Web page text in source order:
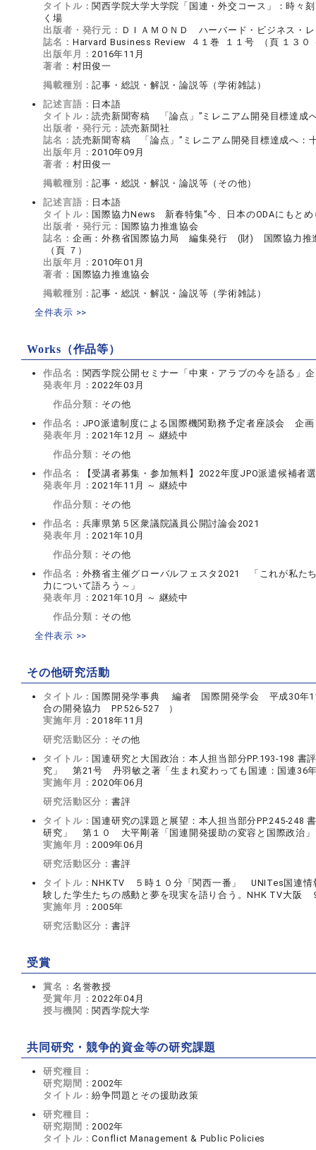
タイトル： 関西学院大学大学院「国連・外交コース」：時々
く場
出版者・発行元： ＤＩＡＭＯＮＤ ハーバード・ビジネス・
誌名： Harvard Business Review ４１巻 １１号 （頁 １３０
出版年月：2016年11月
著者： 村田俊一
掲載種別：記事・総説・解説・論説等（学術雑誌）
記述言語： 日本語
タイトル：読売新聞寄稿 「論点」”ミレニアム開発目標達成
出版者・発行元： 読売新聞社
誌名： 読売新聞寄稿 「論点」”ミレニアム開発目標達成へ：
出版年月：2010年09月
著者： 村田俊一
掲載種別：記事・総説・解説・論説等（その他）
記述言語： 日本語
タイトル： 国際協力News 新春特集”今、日本のODAにもと
出版者・発行元： 国際協力推進協会
誌名： 企画：外務省国際協力局 編集発行 (財) 国際協力推
（頁 ７）
出版年月：2010年01月
著者： 国際協力推進協会
掲載種別：記事・総説・解説・論説等（学術雑誌）
全件表示 >>
Works（作品等）
作品名： 関西学院公開セミナー「中東・アラブの今を語る」
発表年月：2022年03月
作品分類： その他
作品名： JPO派遣制度による国際機関勤務予定者座談会 企画
発表年月：2021年12月 ～ 継続中
作品分類： その他
作品名：
【受講者募集・参加無料】2022年度JPO派遣候補者
発表年月：2021年11月 ～ 継続中
作品分類： その他
作品名： 兵庫県第５区衆議院議員公開討論会2021
発表年月：2021年10月
作品分類： その他
作品名： 外務省主催グローバルフェスタ2021 「これが私た
力について語ろう～」
発表年月：2021年10月 ～ 継続中
作品分類： その他
全件表示 >>
その他研究活動
タイトル： 国際開発学事典 編者 国際開発学会 平成30年
合の開発協力 PP.526-527 ）
実施年月：2018年11月
研究活動区分： その他
タイトル： 国連研究と大国政治：本人担当部分PP.193-198
究」 第21号 丹羽敏之著「生まれ変わっても国連：国連36
実施年月：2020年06月
研究活動区分： 書評
タイトル： 国連研究の課題と展望：本人担当部分PP.245-
研究」 第１０ 大平剛著「国連開発援助の変容と国際政治
実施年月：2009年06月
研究活動区分： 書評
タイトル：NHKTV ５時１０分「関西一番」 UNITes国連情
験した学生たちの感動と夢を現実を語り合う。NHK TV大
実施年月：2005年
研究活動区分： 書評
受賞
賞名： 名誉教授
受賞年月：2022年04月
授与機関： 関西学院大学
共同研究・競争的資金等の研究課題
研究種目：
研究期間：2002年
タイトル：紛争問題とその援助政策
研究種目：
研究期間：2002年
タイトル：Conflict Management & Public Policies